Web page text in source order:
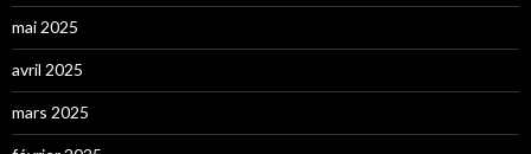
mai 2025
avril 2025
mars 2025